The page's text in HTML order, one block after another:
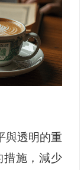
與透明的重
措施，減少